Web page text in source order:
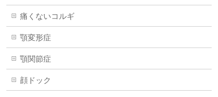
痛くないコルギ
顎変形症
顎関節症
顔ドック